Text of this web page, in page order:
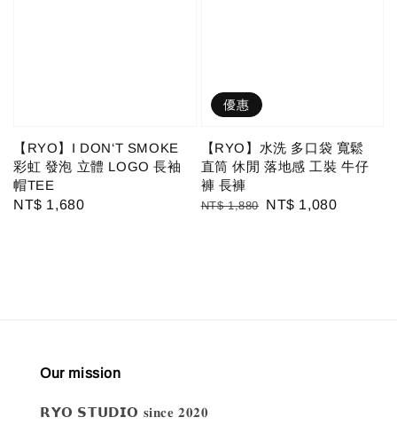
【RYO】I DON‘T SMOKE
彩虹 發泡 立體 LOGO 長袖
帽TEE
Regular
NT$ 1,680
優惠
【RYO】水洗 多口袋 寬鬆
直筒 休閒 落地感 工裝 牛仔
褲 長褲
Regular
NT$ 1,880
Sale
NT$ 1,080
Our mission
𝗥𝗬𝗢 𝗦𝗧𝗨𝗗𝗜𝗢 𝐬𝐢𝐧𝐜𝐞 𝟐𝟎𝟐𝟎